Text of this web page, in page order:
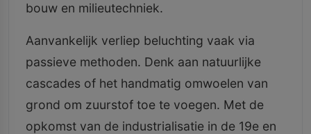
bouw en milieutechniek.
Aanvankelijk verliep beluchting vaak via
passieve methoden. Denk aan natuurlijke
cascades of het handmatig omwoelen van
grond om zuurstof toe te voegen. Met de
opkomst van de industrialisatie in de 19e en